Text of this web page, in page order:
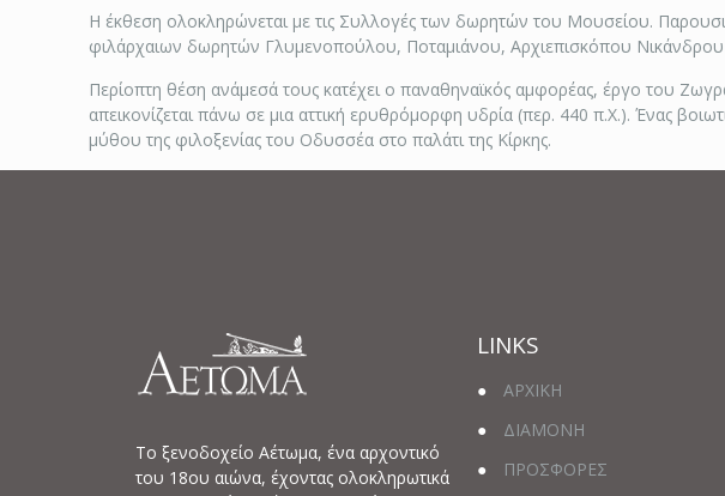
Η έκθεση ολοκληρώνεται με τις Συλλογές των δωρητών του Μουσείου.
φιλάρχαιων δωρητών Γλυμενοπούλου, Ποταμιάνου, Αρχιεπισκόπου Νικάνδρου
Περίοπτη θέση ανάμεσά τους κατέχει ο παναθηναϊκός αμφορέας, έργο του
απεικονίζεται πάνω σε μια αττική ερυθρόμορφη υδρία (περ. 440 π.Χ.). Ένας
μύθου της φιλοξενίας του Οδυσσέα στο παλάτι της Κίρκης.
Το ξενοδοχείο Αέτωμα, ένα αρχοντικό
του 18ου αιώνα, έχοντας ολοκληρωτικά
LINKS
●
ΑΡΧΙΚΗ
●
ΔΙΑΜΟΝΗ
●
ΠΡΟΣΦΟΡΕΣ